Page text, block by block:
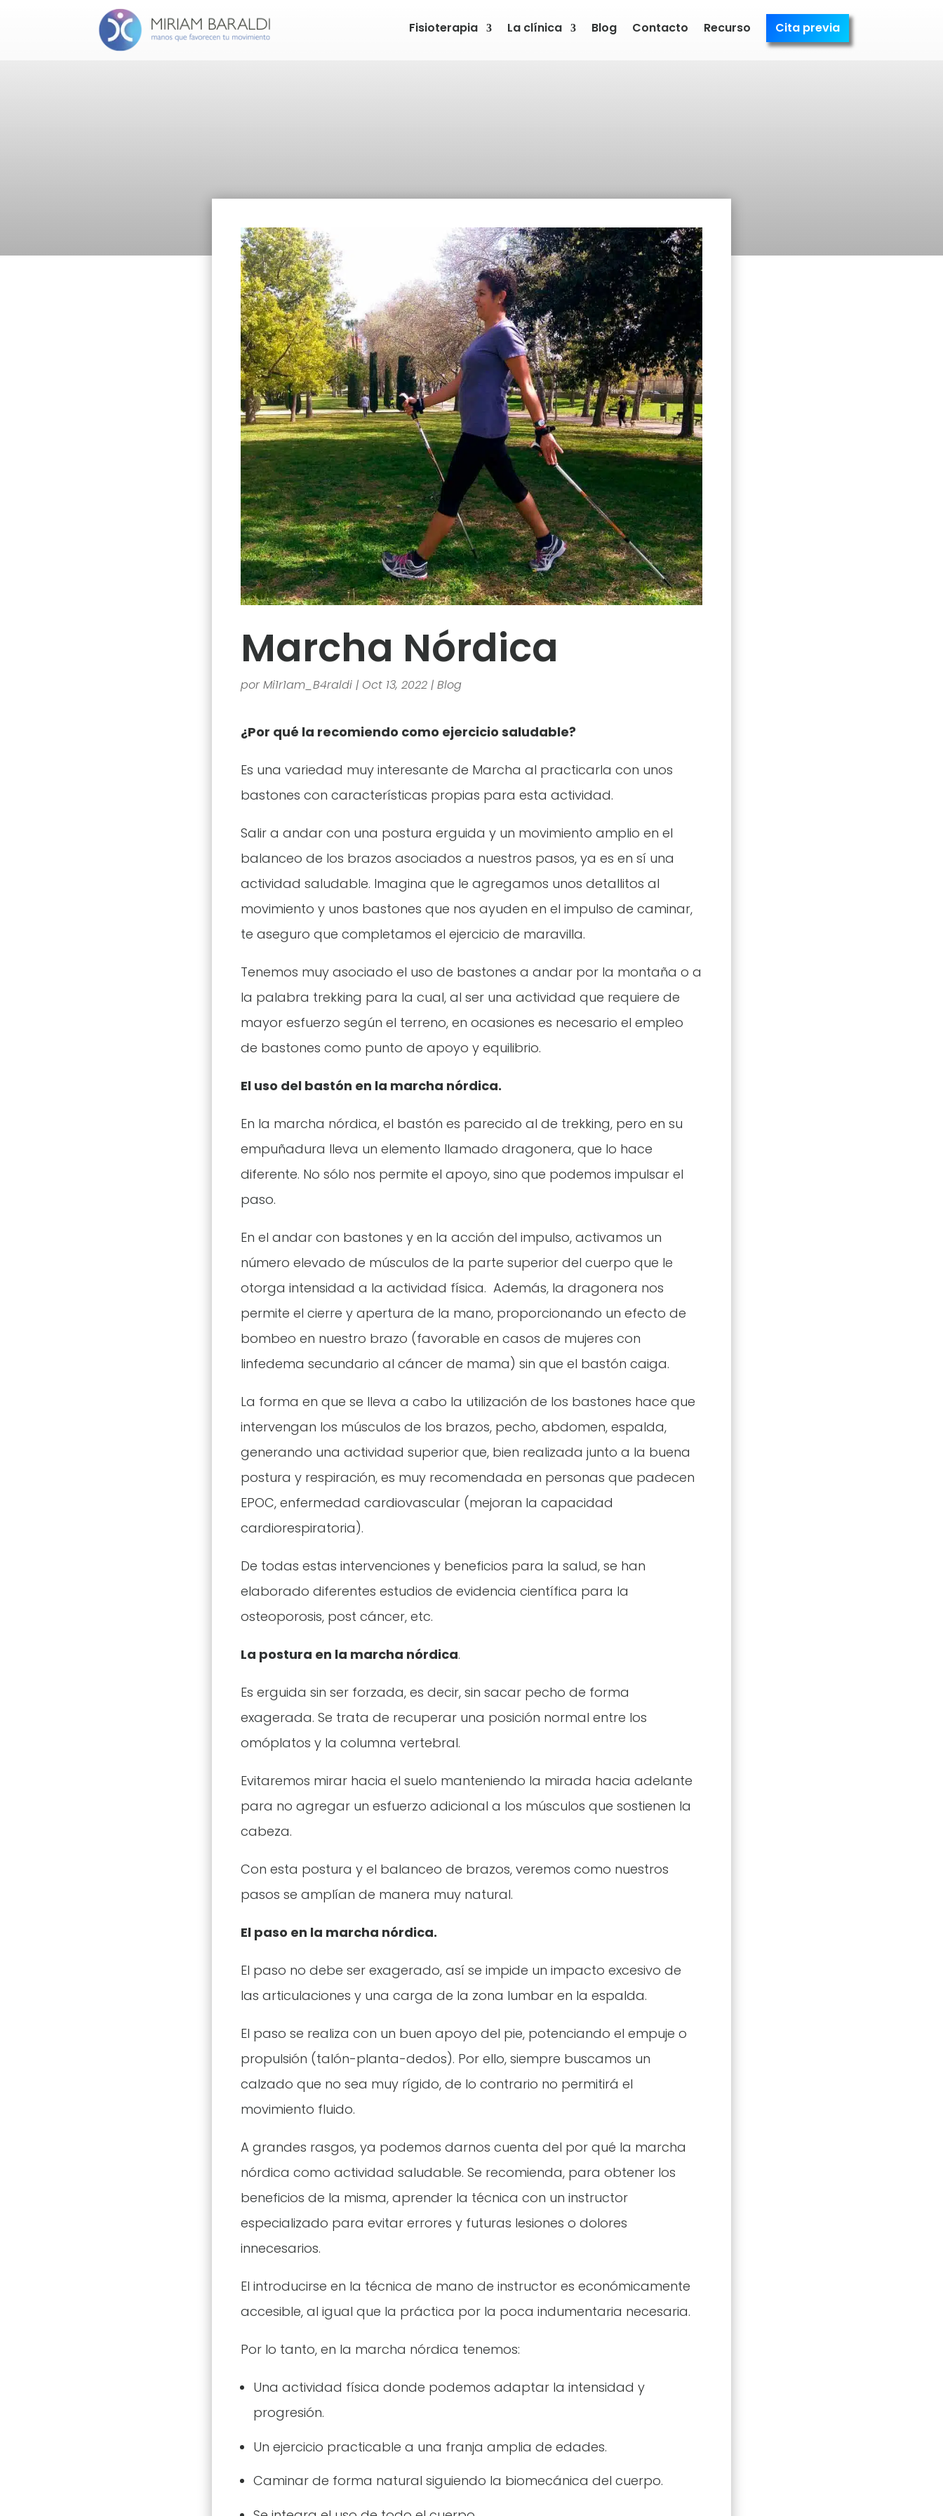
Fisioterapia La clínica Blog Contacto Recurso Cita previa
Marcha Nórdica
por Mi1r1am_B4raldi| Oct 13, 2022| Blog
¿Por qué la recomiendo como ejercicio saludable?
Es una variedad muy interesante de Marcha al practicarla con unos
bastones con características propias para esta actividad.
Salir a andar con una postura erguida y un movimiento amplio en el
balanceo de los brazos asociados a nuestros pasos, ya es en sí una
actividad saludable. Imagina que le agregamos unos detallitos al
movimiento y unos bastones que nos ayuden en el impulso de caminar,
te aseguro que completamos el ejercicio de maravilla.
Tenemos muy asociado el uso de bastones a andar por la montaña o a
la palabra trekking para la cual, al ser una actividad que requiere de
mayor esfuerzo según el terreno, en ocasiones es necesario el empleo
de bastones como punto de apoyo y equilibrio.
El uso del bastón en la marcha nórdica.
En la marcha nórdica, el bastón es parecido al de trekking, pero en su
empuñadura lleva un elemento llamado dragonera, que lo hace
diferente. No sólo nos permite el apoyo, sino que podemos impulsar el
paso.
En el andar con bastones y en la acción del impulso, activamos un
número elevado de músculos de la parte superior del cuerpo que le
otorga intensidad a la actividad física. Además, la dragonera nos
permite el cierre y apertura de la mano, proporcionando un efecto de
bombeo en nuestro brazo (favorable en casos de mujeres con
linfedema secundario al cáncer de mama) sin que el bastón caiga.
La forma en que se lleva a cabo la utilización de los bastones hace que
intervengan los músculos de los brazos, pecho, abdomen, espalda,
generando una actividad superior que, bien realizada junto a la buena
postura y respiración, es muy recomendada en personas que padecen
EPOC, enfermedad cardiovascular (mejoran la capacidad
cardiorespiratoria).
De todas estas intervenciones y beneficios para la salud, se han
elaborado diferentes estudios de evidencia científica para la
osteoporosis, post cáncer, etc.
La postura en la marcha nórdica.
Es erguida sin ser forzada, es decir, sin sacar pecho de forma
exagerada. Se trata de recuperar una posición normal entre los
omóplatos y la columna vertebral.
Evitaremos mirar hacia el suelo manteniendo la mirada hacia adelante
para no agregar un esfuerzo adicional a los músculos que sostienen la
cabeza.
Con esta postura y el balanceo de brazos, veremos como nuestros
pasos se amplían de manera muy natural.
El paso en la marcha nórdica.
El paso no debe ser exagerado, así se impide un impacto excesivo de
las articulaciones y una carga de la zona lumbar en la espalda.
El paso se realiza con un buen apoyo del pie, potenciando el empuje o
propulsión (talón-planta-dedos). Por ello, siempre buscamos un
calzado que no sea muy rígido, de lo contrario no permitirá el
movimiento fluido.
A grandes rasgos, ya podemos darnos cuenta del por qué la marcha
nórdica como actividad saludable. Se recomienda, para obtener los
beneficios de la misma, aprender la técnica con un instructor
especializado para evitar errores y futuras lesiones o dolores
innecesarios.
El introducirse en la técnica de mano de instructor es económicamente
accesible, al igual que la práctica por la poca indumentaria necesaria.
Por lo tanto, en la marcha nórdica tenemos:
Una actividad física donde podemos adaptar la intensidad y
progresión.
Un ejercicio practicable a una franja amplia de edades.
Caminar de forma natural siguiendo la biomecánica del cuerpo.